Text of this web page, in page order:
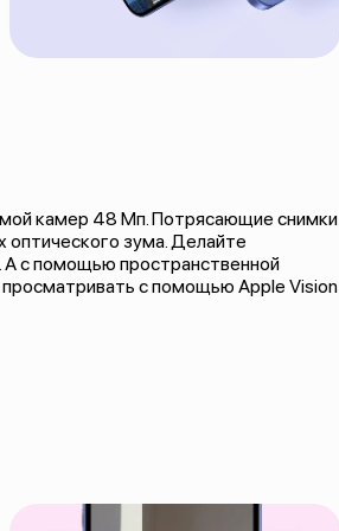
камер 48 Мп. Потрясающие снимки
зума. Делайте
А с помощью пространственной
с помощью Apple Vision